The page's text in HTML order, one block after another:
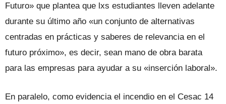
Futuro» que plantea que lxs estudiantes lleven adelante
durante su último año «un conjunto de alternativas
centradas en prácticas y saberes de relevancia en el
futuro próximo», es decir, sean mano de obra barata
para las empresas para ayudar a su «inserción laboral».
En paralelo, como evidencia el incendio en el Cesac 14